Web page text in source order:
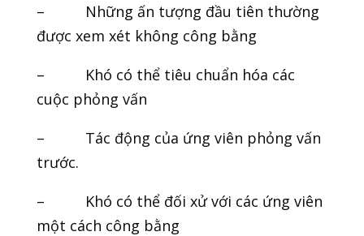
– Những ấn tượng đầu tiên thường
được xem xét không công bằng
– Khó có thể tiêu chuẩn hóa các
cuộc phỏng vấn
– Tác động của ứng viên phỏng vấn
trước.
– Khó có thể đối xử với các ứng viên
một cách công bằng